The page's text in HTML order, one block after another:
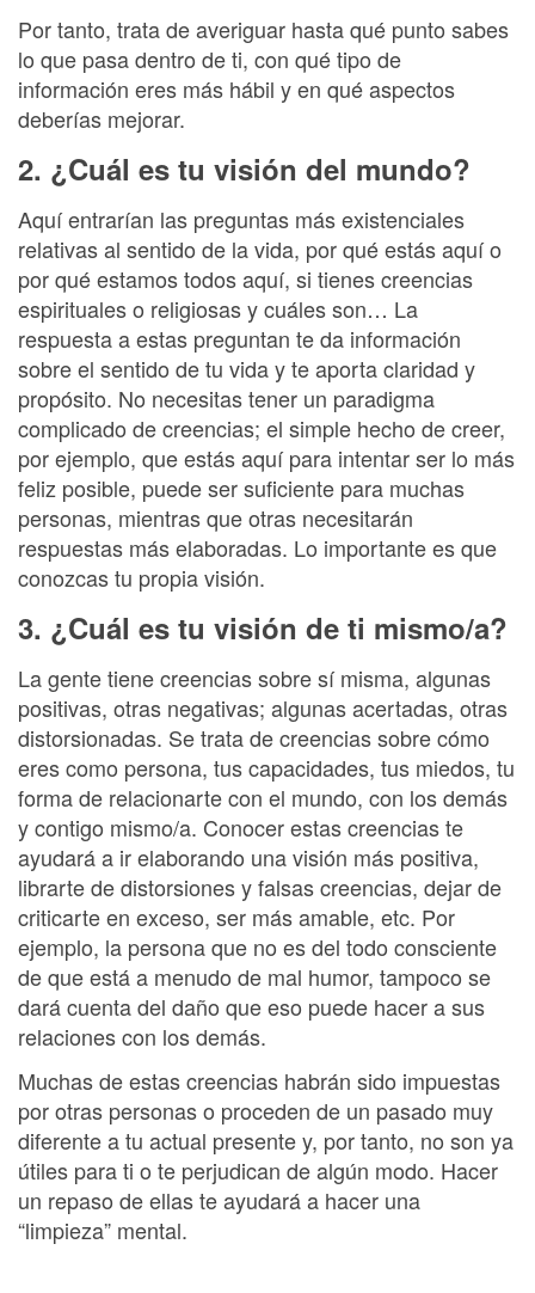
Por tanto, trata de averiguar hasta qué punto sabes
lo que pasa dentro de ti, con qué tipo de
información eres más hábil y en qué aspectos
deberías mejorar.
2. ¿Cuál es tu visión del mundo?
Aquí entrarían las preguntas más existenciales
relativas al sentido de la vida, por qué estás aquí o
por qué estamos todos aquí, si tienes creencias
espirituales o religiosas y cuáles son… La
respuesta a estas preguntan te da información
sobre el sentido de tu vida y te aporta claridad y
propósito. No necesitas tener un paradigma
complicado de creencias; el simple hecho de creer,
por ejemplo, que estás aquí para intentar ser lo más
feliz posible, puede ser suficiente para muchas
personas, mientras que otras necesitarán
respuestas más elaboradas. Lo importante es que
conozcas tu propia visión.
3. ¿Cuál es tu visión de ti mismo/a?
La gente tiene creencias sobre sí misma, algunas
positivas, otras negativas; algunas acertadas, otras
distorsionadas. Se trata de creencias sobre cómo
eres como persona, tus capacidades, tus miedos, tu
forma de relacionarte con el mundo, con los demás
y contigo mismo/a. Conocer estas creencias te
ayudará a ir elaborando una visión más positiva,
librarte de distorsiones y falsas creencias, dejar de
criticarte en exceso, ser más amable, etc. Por
ejemplo, la persona que no es del todo consciente
de que está a menudo de mal humor, tampoco se
dará cuenta del daño que eso puede hacer a sus
relaciones con los demás.
Muchas de estas creencias habrán sido impuestas
por otras personas o proceden de un pasado muy
diferente a tu actual presente y, por tanto, no son ya
útiles para ti o te perjudican de algún modo. Hacer
un repaso de ellas te ayudará a hacer una
“limpieza” mental.